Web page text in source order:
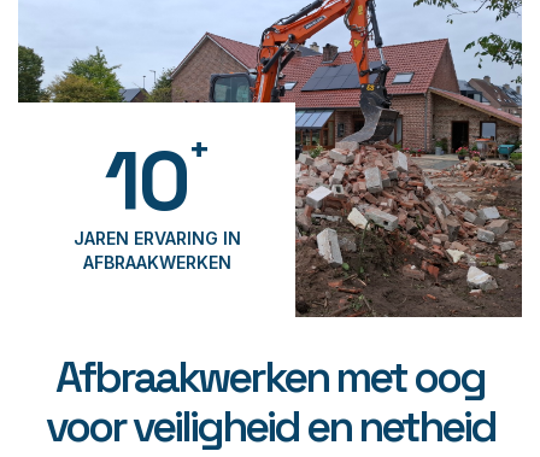
10+
JAREN ERVARING IN
AFBRAAKWERKEN
Afbraakwerken met oog
voor veiligheid en netheid